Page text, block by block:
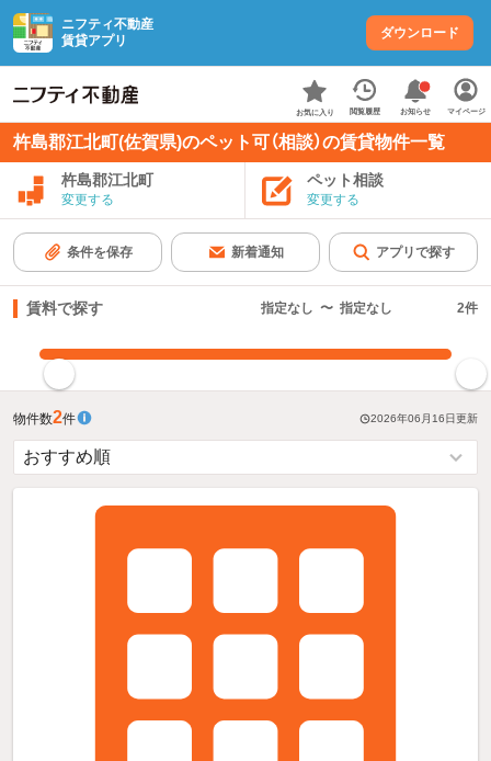
ニフティ不動産
賃貸アプリ
ダウンロード
お気に入り 閲覧履歴 お知らせ マイページ
杵島郡江北町(佐賀県)のペット可（相談）の賃貸物件一覧
杵島郡江北町
変更する
ペット相談
変更する
条件を保存 新着通知 アプリで探す
賃料で探す 指定なし 〜 指定なし 2件
物件数2件 2026年06月16日更新